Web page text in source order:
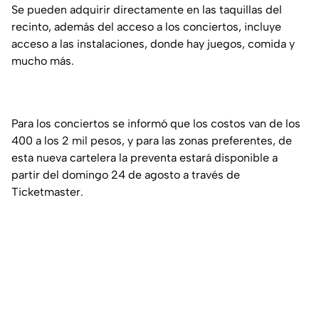
Se pueden adquirir directamente en las taquillas del
recinto, además del acceso a los conciertos, incluye
acceso a las instalaciones, donde hay juegos, comida y
mucho más.
Para los conciertos se informó que los costos van de los
400 a los 2 mil pesos, y para las zonas preferentes, de
esta nueva cartelera la preventa estará disponible a
partir del domingo 24 de agosto a través de
Ticketmaster.